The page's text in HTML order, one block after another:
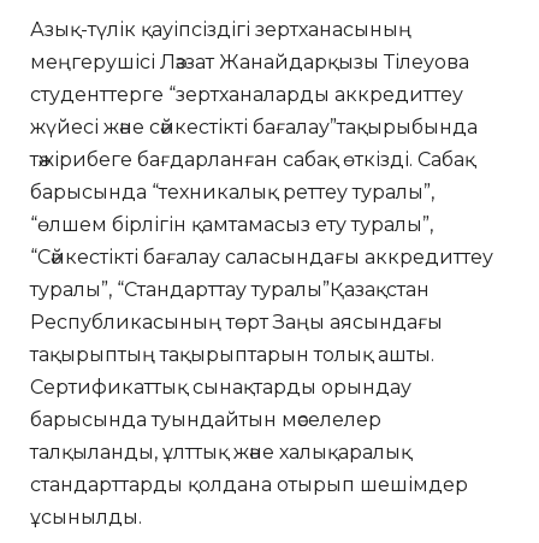
Азық-түлік қауіпсіздігі зертханасының
меңгерушісі Ләззат Жанайдарқызы Тілеуова
студенттерге “зертханаларды аккредиттеу
жүйесі және сәйкестікті бағалау”тақырыбында
тәжірибеге бағдарланған сабақ өткізді. Сабақ
барысында “техникалық реттеу туралы”,
“өлшем бірлігін қамтамасыз ету туралы”,
“Сәйкестікті бағалау саласындағы аккредиттеу
туралы”, “Стандарттау туралы”Қазақстан
Республикасының төрт Заңы аясындағы
тақырыптың тақырыптарын толық ашты.
Сертификаттық сынақтарды орындау
барысында туындайтын мәселелер
талқыланды, ұлттық және халықаралық
стандарттарды қолдана отырып шешімдер
ұсынылды.